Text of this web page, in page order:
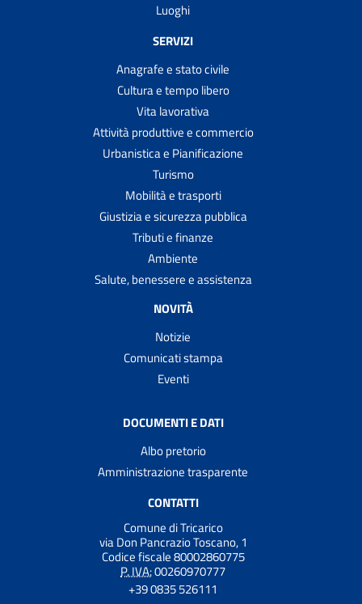
Luoghi
SERVIZI
Anagrafe e stato civile
Cultura e tempo libero
Vita lavorativa
Attività produttive e commercio
Urbanistica e Pianificazione
Turismo
Mobilità e trasporti
Giustizia e sicurezza pubblica
Tributi e finanze
Ambiente
Salute, benessere e assistenza
NOVITÀ
Notizie
Comunicati stampa
Eventi
DOCUMENTI E DATI
Albo pretorio
Amministrazione trasparente
CONTATTI
Comune di Tricarico
via Don Pancrazio Toscano, 1
Codice fiscale 80002860775
P. IVA:00260970777
+39 0835 526111